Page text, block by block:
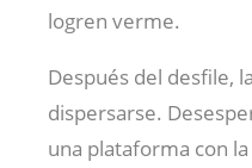
logren verme.
Después del desfile,
dispersarse.
una plataforma con